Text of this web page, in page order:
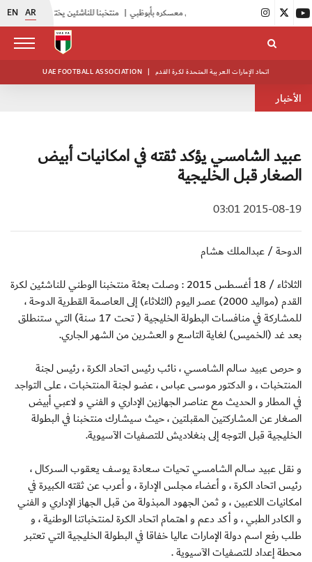
EN AR منتخبنا للناشئين يختتم معسكره الخارجي في صربيا | |
UAE FOOTBALL ASSOCIATION | اتحاد الإمارات العربية المتحدة لكرة القدم
الأخبار
عبيد الشامسي يؤكد ثقته في امكانيات أبيض
الصغار قبل الخليجية
2015-08-19 03:01
الدوحة / عبدالملك هشام
الثلاثاء / 18 أغسطس 2015 : وصلت بعثة منتخبنا الوطني للناشئين لكرة
القدم (مواليد 2000) عصر اليوم (الثلاثاء) إلى العاصمة القطرية الدوحة ،
للمشاركة في منافسات البطولة الخليجية ( تحت 17 سنة) التي ستنطلق
بعد غد (الخميس) لغاية التاسع و العشرين من الشهر الجاري.
و حرص عبيد سالم الشامسي ، نائب رئيس اتحاد الكرة ، رئيس لجنة
المنتخبات ، و الدكتور موسى عباس ، عضو لجنة المنتخبات ، على التواجد
في المطار و الحديث مع عناصر الجهازين الإداري و الفني و لاعبي أبيض
الصغار عن المشاركتين المقبلتين ، حيث سيشارك منتخبنا في البطولة
الخليجية قبل التوجه إلى بنغلاديش للتصفيات الآسيوية.
و نقل عبيد سالم الشامسي تحيات سعادة يوسف يعقوب السركال ،
رئيس اتحاد الكرة ، و أعضاء مجلس الإدارة ، و أعرب عن ثقته الكبيرة في
امكانيات اللاعبين ، و ثمن الجهود المبذولة من قبل الجهاز الإداري و الفني
و الكادر الطبي ، و أكد دعم و اهتمام اتحاد الكرة لمنتخباتنا الوطنية ، و
طلب رفع اسم دولة الإمارات عاليا خفاقا في البطولة الخليجية التي تعتبر
محطة إعداد للتصفيات الآسيوية .